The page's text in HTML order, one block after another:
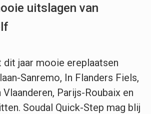
uitslagen van
dit jaar mooie ereplaatsen
Sanremo, In Flanders Fiels,
Vlaanderen, Parijs-Roubaix en
Soudal Quick-Step mag blij